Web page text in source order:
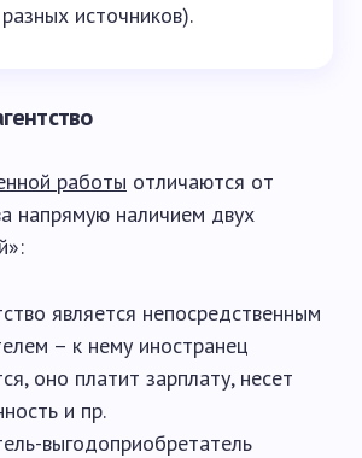
источников).
работы отличаются от
напрямую наличием двух
является непосредственным
– к нему иностранец
оно платит зарплату, несет
и пр.
выгодоприобретатель